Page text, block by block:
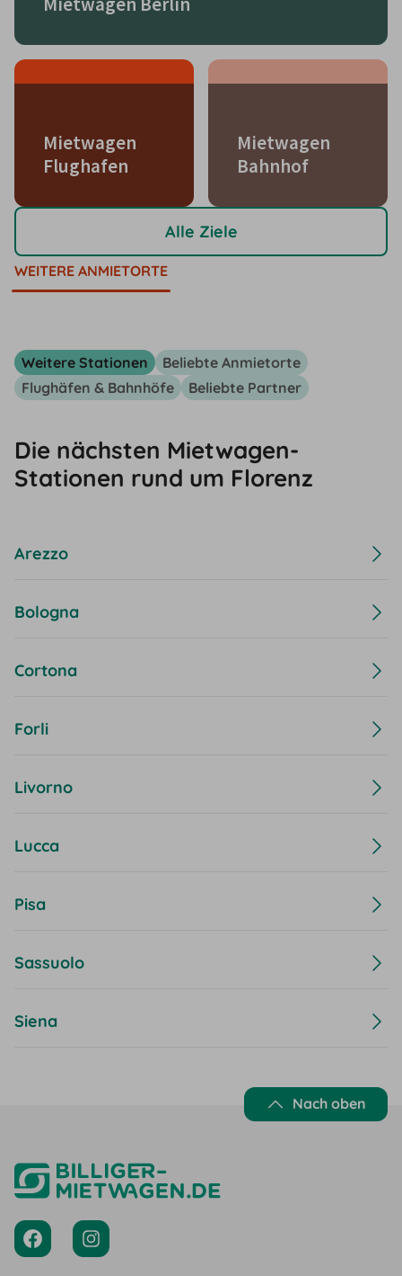
Mietwagen
Flughafen
Mietwagen
Bahnhof
Alle Ziele
WEITERE ANMIETORTE
Weitere Stationen
Beliebte Anmietorte
Flughäfen & Bahnhöfe
Beliebte Partner
Die nächsten Mietwagen-
Stationen rund um Florenz
Arezzo
Bologna
Cortona
Forli
Livorno
Lucca
Pisa
Sassuolo
Siena
Nach oben